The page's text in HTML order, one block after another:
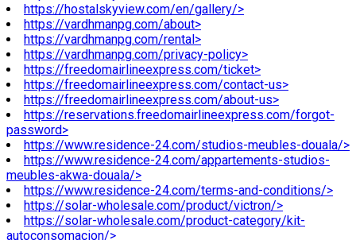
https://hostalskyview.com/en/gallery/>
https://vardhmanpg.com/about>
https://vardhmanpg.com/rental>
https://vardhmanpg.com/privacy-policy>
https://freedomairlineexpress.com/ticket>
https://freedomairlineexpress.com/contact-us>
https://freedomairlineexpress.com/about-us>
https://reservations.freedomairlineexpress.com/forgot-
password>
https://www.residence-24.com/studios-meubles-douala/>
https://www.residence-24.com/appartements-studios-
meubles-akwa-douala/>
https://www.residence-24.com/terms-and-conditions/>
https://solar-wholesale.com/product/victron/>
https://solar-wholesale.com/product-category/kit-
autoconsomacion/>